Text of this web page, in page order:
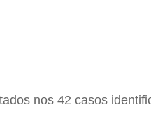
nos 42 casos